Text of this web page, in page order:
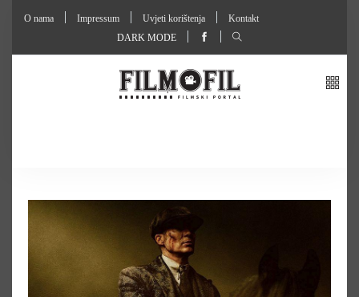
O nama Impressum Uvjeti korištenja
Kontakt
DARK MODE